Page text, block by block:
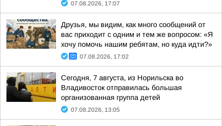
07.08.2026, 17:07
Друзья, мы видим, как много сообщений от
вас приходит с одним и тем же вопросом: «Я
хочу помочь нашим ребятам, но куда идти?»
07.08.2026, 17:02
Сегодня, 7 августа, из Норильска во
Владивосток отправилась большая
организованная группа детей
07.08.2026, 13:05